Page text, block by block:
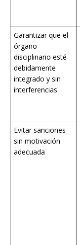
Garantizar que el
órgano
disciplinario esté
debidamente
integrado y sin
interferencias
Evitar sanciones
sin motivación
adecuada